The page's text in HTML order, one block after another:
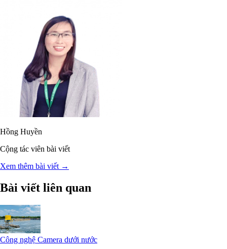
Hồng Huyền
Cộng tác viên bài viết
Xem thêm bài viết →
Bài viết liên quan
Công nghệ Camera dưới nước